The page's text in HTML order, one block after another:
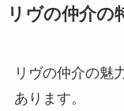
リヴの仲介の
リヴの仲介の魅
あります。